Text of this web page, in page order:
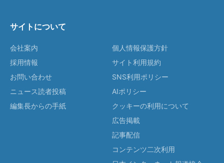
サイトについて
会社案内
採用情報
お問い合わせ
ニュース読者投稿
編集長からの手紙
個人情報保護方針
サイト利用規約
SNS利用ポリシー
AIポリシー
クッキーの利用について
広告掲載
記事配信
コンテンツ二次利用